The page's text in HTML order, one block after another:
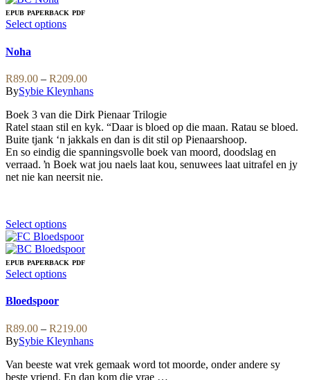
multiple
variants.
be
chosen
on
the
product
page
EPUB PAPERBACK PDF
Select optionsThis
variants.
The
options
may
be
chosen
on
the
product
Noha
R89.00 – R209.00Price
range:
through
R209.00
BySybie Kleynhans
Boek 3 van die Dirk Pienaar Trilogie
Ratel staan stil en kyk. “Daar is bloed op die maan. Ratau se bloed.
Buite tjank ‘n jakkals en dan is dit stil op Pienaarshoop.
En so eindig die spanningsvolle boek van moord, doodslag en
verraad. ŉ Boek wat jou naels laat kou, senuwees laat uitrafel en jy
net nie kan neersit nie.
Select optionsThis
product
has
multiple
variants.
be
chosen
on
the
product
EPUB PAPERBACK PDF
Select optionsThis
variants.
The
options
may
be
Bloedspoor
R89.00 – R219.00Price
range:
through
R219.00
BySybie Kleynhans
Van beeste wat vrek gemaak word tot moorde, onder andere sy
beste vriend. En dan kom die vrae …